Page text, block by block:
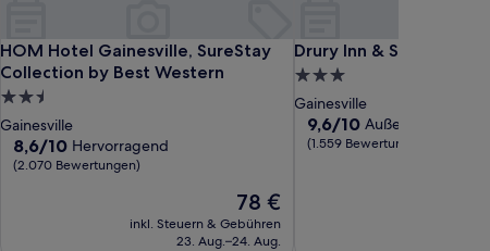
HOM Hotel Gainesville, SureStay
Collection by Best Western
HOM Hotel Gainesville, SureStay Collection by Best Western
2.5-
Sterne-
Unterkunft
Gainesville
8.6
von
8,6/10 Hervorragend
(2.070 Bewertungen)
Der
Preis
beträgt
78 €
inkl. Steuern & Gebühren
23. Aug.–24. Aug.
Drury Inn & Suites
Drury Inn & Suites
3.0-
Sterne-
Unterkunft
Gainesville
9.6
von
9,6/10 Außergewöhnlich
(1.559 Bewertungen)